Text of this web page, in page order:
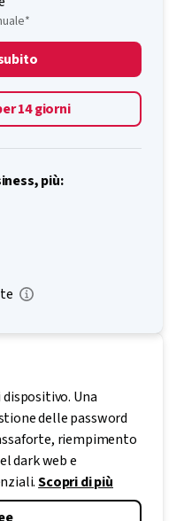
amministrativo
14 giorni
Una
delle password
riempimento
dark web e